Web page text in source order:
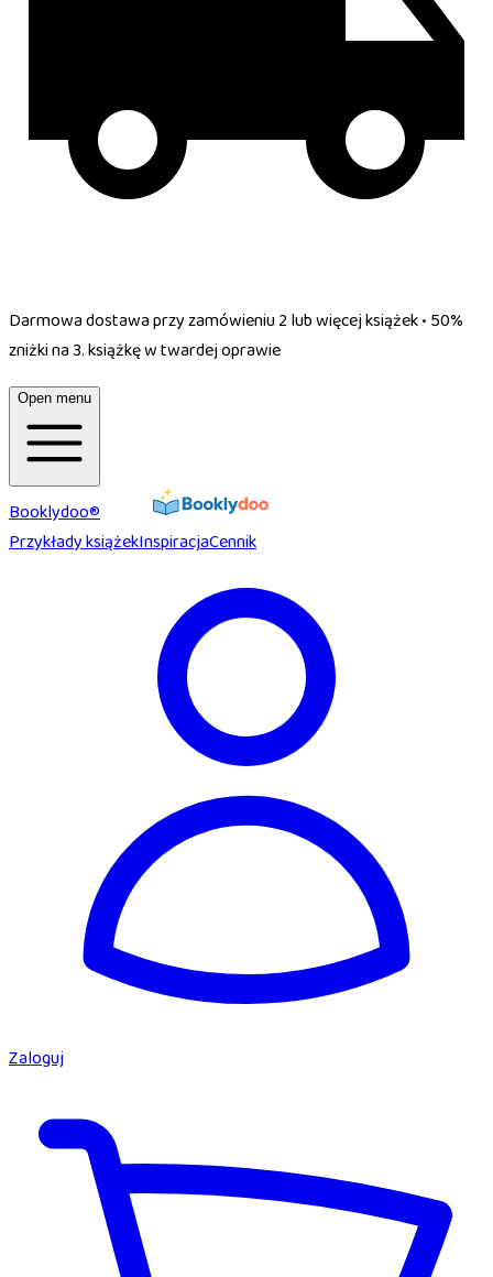
Darmowa dostawa przy zamówieniu 2 lub więcej książek•50%
zniżki na 3. książkę w twardej oprawie
Open menu
Booklydoo®
Przykłady książekInspiracjaCennik
Zaloguj